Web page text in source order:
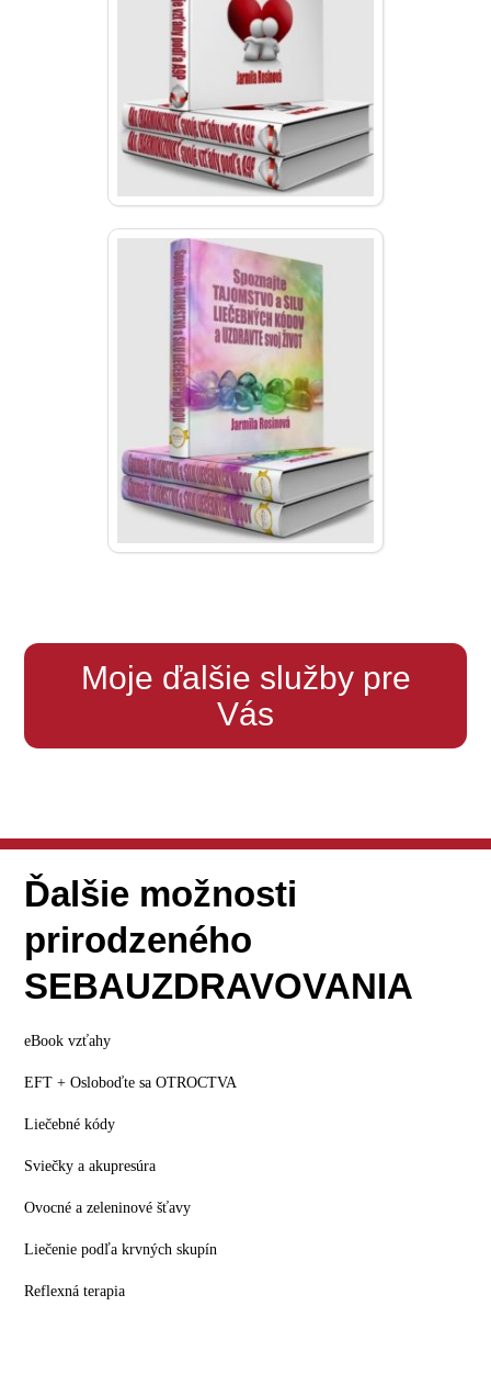
Moje ďalšie služby pre
Vás
Ďalšie možnosti
prirodzeného
SEBAUZDRAVOVANIA
eBook vzťahy
EFT + Osloboďte sa OTROCTVA
Liečebné kódy
Sviečky a akupresúra
Ovocné a zeleninové šťavy
Liečenie podľa krvných skupín
Reflexná terapia